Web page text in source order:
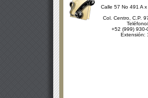
Calle 57 No 491 A
Col. Centro, C.P.
+52 (999) 930-
Extensión: